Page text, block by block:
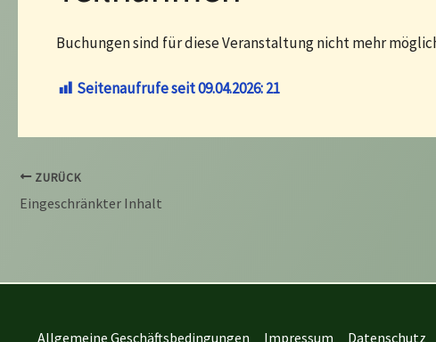
Buchungen sind für diese Veranstaltung nicht mehr
Seitenaufrufe seit 09.04.2026: 21
ZURÜCK
Eingeschränkter Inhalt
Allgemeine Geschäftsbedingungen Impressum Datenschutz